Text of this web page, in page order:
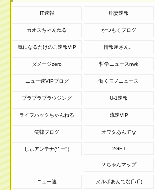
IT速報 稲妻速報
カオスちゃんねる かつもくブログ
気になるたけのこ速報VIP 情報屋さん。
ダメージzero 哲学ニュースnwk
ニュー速VIPブログ 働くモノニュース
ブラブラブラウジング U-1速報
ライフハックちゃんねる 流速VIP
笑韓ブログ オワタあんてな
しぃアンテナ(*ﾟーﾟ) 2GET
２ちゃんマップ
ニュー速 ヌルポあんてな(ﾟДﾟ)